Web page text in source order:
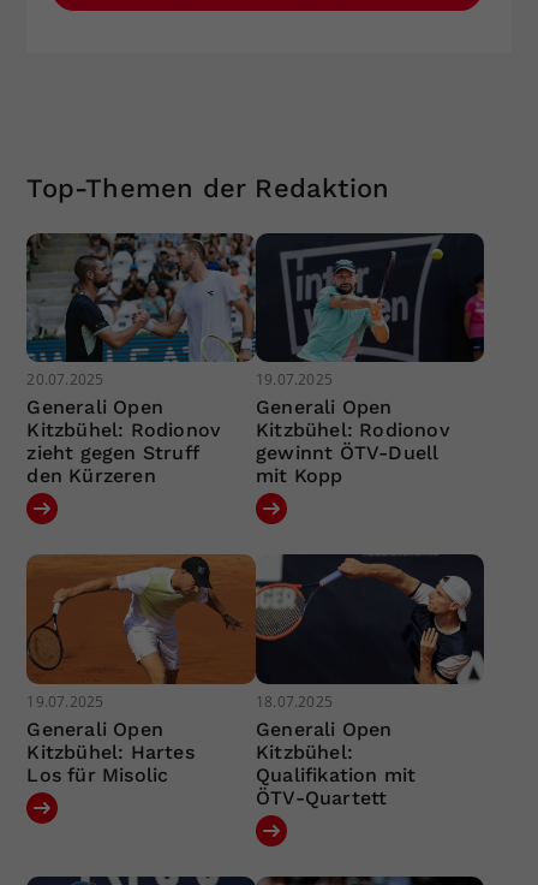
Top-Themen der Redaktion
20.07.2025
Generali Open
Kitzbühel: Rodionov
zieht gegen Struff
den Kürzeren
19.07.2025
Generali Open
Kitzbühel: Rodionov
gewinnt ÖTV-Duell
mit Kopp
19.07.2025
Generali Open
Kitzbühel: Hartes
Los für Misolic
18.07.2025
Generali Open
Kitzbühel:
Qualifikation mit
ÖTV-Quartett